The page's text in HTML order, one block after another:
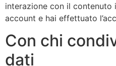
interazione con il contenuto
account e hai effettuato
Con chi
dati